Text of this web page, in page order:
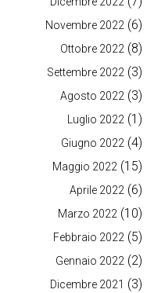
Novembre 2022 (6)
Ottobre 2022 (8)
Settembre 2022 (3)
Agosto 2022 (3)
Luglio 2022 (1)
Giugno 2022 (4)
Maggio 2022 (15)
Aprile 2022 (6)
Marzo 2022 (10)
Febbraio 2022 (5)
Gennaio 2022 (2)
Dicembre 2021 (3)